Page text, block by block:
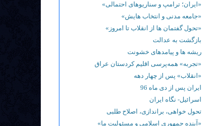
«ایران؛ ترامپ و سناریوهای احتمالی»
«جامعه مدنی و انتخاب هایش»
«تحول گفتمان ها از انقلاب تا امروز»
بازگشت به عدالت
ریشه ها و پیامدهای خشونت
«تجربه» همه‌پرسی اقلیم کردستان عراق
«انقلاب» پس از چهار دهه
ایران پس از دی ماه 96
اسرائیل- نگاه ایران
تحول خواهی، براندازی، اصلاح طلبی
«آینده جمهوری اسلامی و مسئولیت ما»